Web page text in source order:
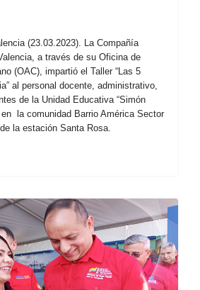
(23.03.2023). La Compañía
a través de su Oficina de
(OAC), impartió el Taller “Las 5
al personal docente, administrativo,
de la Unidad Educativa “Simón
en la comunidad Barrio América Sector
la estación Santa Rosa.